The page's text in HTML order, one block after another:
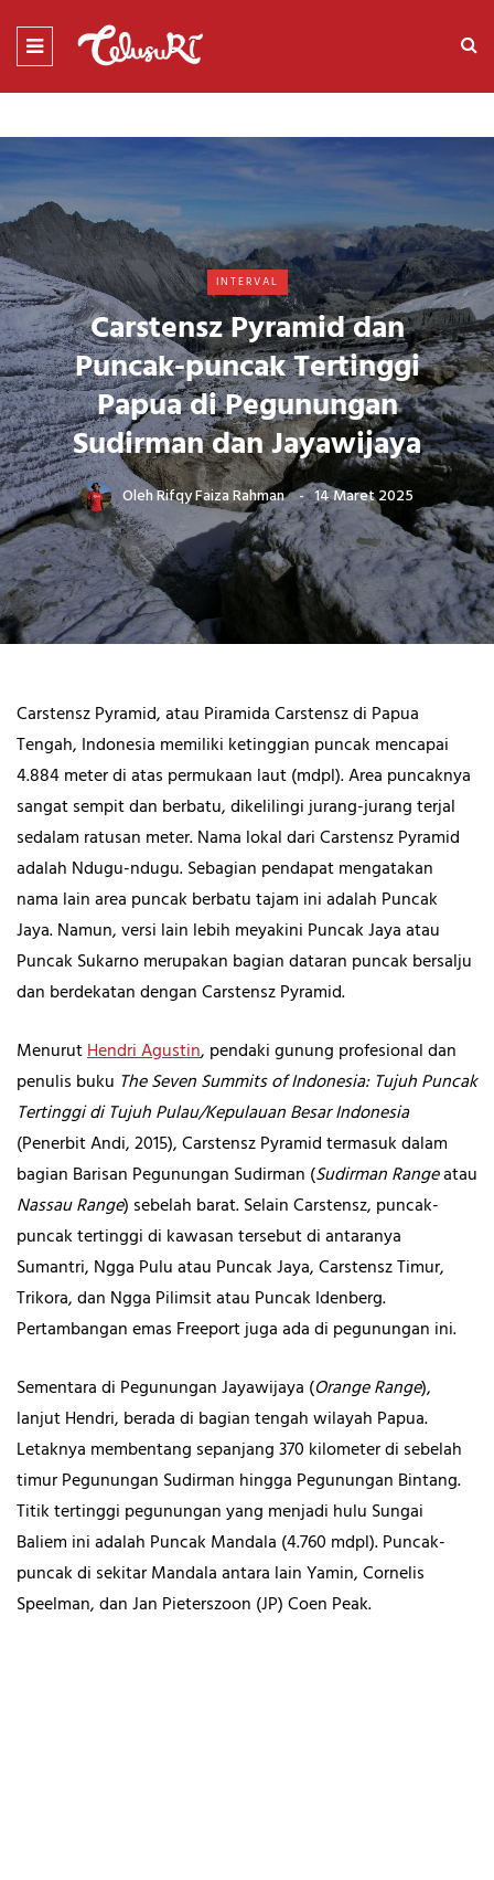
INTERVAL
Carstensz Pyramid dan
Puncak-puncak Tertinggi
Papua di Pegunungan
Sudirman dan Jayawijaya
OlehRifqy Faiza Rahman 14 Maret 2025
Carstensz Pyramid, atau Piramida Carstensz di Papua
Tengah, Indonesia memiliki ketinggian puncak mencapai
4.884 meter di atas permukaan laut (mdpl). Area puncaknya
sangat sempit dan berbatu, dikelilingi jurang-jurang terjal
sedalam ratusan meter. Nama lokal dari Carstensz Pyramid
adalah Ndugu-ndugu. Sebagian pendapat mengatakan
nama lain area puncak berbatu tajam ini adalah Puncak
Jaya. Namun, versi lain lebih meyakini Puncak Jaya atau
Puncak Sukarno merupakan bagian dataran puncak bersalju
dan berdekatan dengan Carstensz Pyramid.
MenurutHendri Agustin, pendaki gunung profesional dan
penulis buku The Seven Summits of Indonesia: Tujuh Puncak
Tertinggi di Tujuh Pulau/Kepulauan Besar Indonesia
(Penerbit Andi, 2015), Carstensz Pyramid termasuk dalam
bagian Barisan Pegunungan Sudirman (Sudirman Rangeatau
Nassau Range) sebelah barat. Selain Carstensz, puncak-
puncak tertinggi di kawasan tersebut di antaranya
Sumantri, Ngga Pulu atau Puncak Jaya, Carstensz Timur,
Trikora, dan Ngga Pilimsit atau Puncak Idenberg.
Pertambangan emas Freeport juga ada di pegunungan ini.
Sementara di Pegunungan Jayawijaya (Orange Range),
lanjut Hendri, berada di bagian tengah wilayah Papua.
Letaknya membentang sepanjang 370 kilometer di sebelah
timur Pegunungan Sudirman hingga Pegunungan Bintang.
Titik tertinggi pegunungan yang menjadi hulu Sungai
Baliem ini adalah Puncak Mandala (4.760 mdpl). Puncak-
puncak di sekitar Mandala antara lain Yamin, Cornelis
Speelman, dan Jan Pieterszoon (JP) Coen Peak.